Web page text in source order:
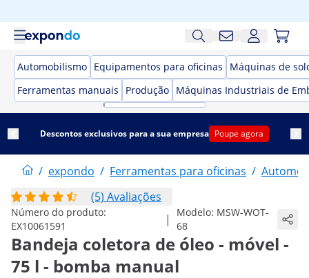
Automobilismo Equipamentos para oficinas
Máquinas de
Ferramentas manuais
Produção Máquinas Industriais de
Descontos exclusivos para a sua empresa Poupe agora
/ expondo / Ferramentas para oficinas /
(5) Avaliações
Número do produto:
EX10061591
| Modelo: MSW-WOT-
68
Bandeja coletora de óleo - móvel -
75 l - bomba manual